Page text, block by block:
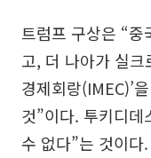
트럼프 구상은 “중
고, 더 나아가 실크
경제회랑(IMEC)’
것”이다. 투키디데
수 없다”는 것이다